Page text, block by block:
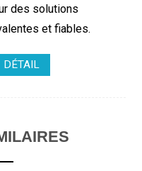
des solutions
et fiables.
DÉTAIL